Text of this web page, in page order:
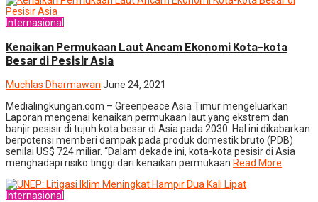
Internasional
Kenaikan Permukaan Laut Ancam Ekonomi Kota-kota
Besar di Pesisir Asia
Muchlas Dharmawan June 24, 2021
Medialingkungan.com – Greenpeace Asia Timur mengeluarkan
Laporan mengenai kenaikan permukaan laut yang ekstrem dan
banjir pesisir di tujuh kota besar di Asia pada 2030. Hal ini dikabarkan
berpotensi memberi dampak pada produk domestik bruto (PDB)
senilai US$ 724 miliar. “Dalam dekade ini, kota-kota pesisir di Asia
menghadapi risiko tinggi dari kenaikan permukaan Read More
Internasional